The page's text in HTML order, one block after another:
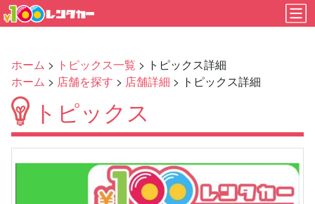
ホーム > トピックス一覧 > トピックス詳細
ホーム > 店舗を探す > 店舗詳細 > トピックス詳細
トピックス